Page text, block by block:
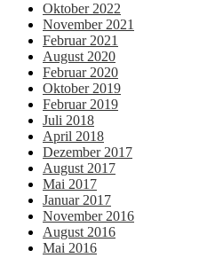
Oktober 2022
November 2021
Februar 2021
August 2020
Februar 2020
Oktober 2019
Februar 2019
Juli 2018
April 2018
Dezember 2017
August 2017
Mai 2017
Januar 2017
November 2016
August 2016
Mai 2016